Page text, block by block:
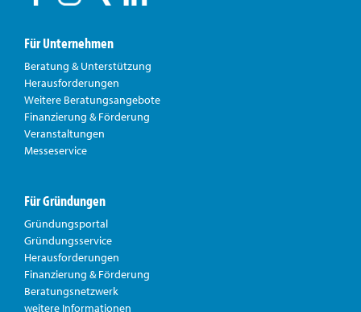
Für Unternehmen
Beratung & Unterstützung
Herausforderungen
Weitere Beratungsangebote
Finanzierung & Förderung
Veranstaltungen
Messeservice
Für Gründungen
Gründungsportal
Gründungsservice
Herausforderungen
Finanzierung & Förderung
Beratungsnetzwerk
weitere Informationen